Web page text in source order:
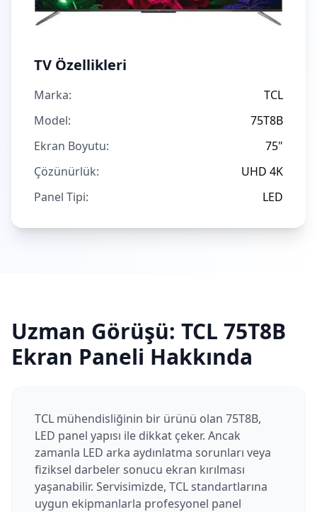
TV Özellikleri
Marka:
TCL
Model:
75T8B
Ekran Boyutu:
75"
Çözünürlük:
UHD 4K
Panel Tipi:
LED
Uzman Görüşü: TCL 75T8B
Ekran Paneli Hakkında
TCL mühendisliğinin bir ürünü olan 75T8B,
LED panel yapısı ile dikkat çeker. Ancak
zamanla LED arka aydınlatma sorunları veya
fiziksel darbeler sonucu ekran kırılması
yaşanabilir. Servisimizde, TCL standartlarına
uygun ekipmanlarla profesyonel panel